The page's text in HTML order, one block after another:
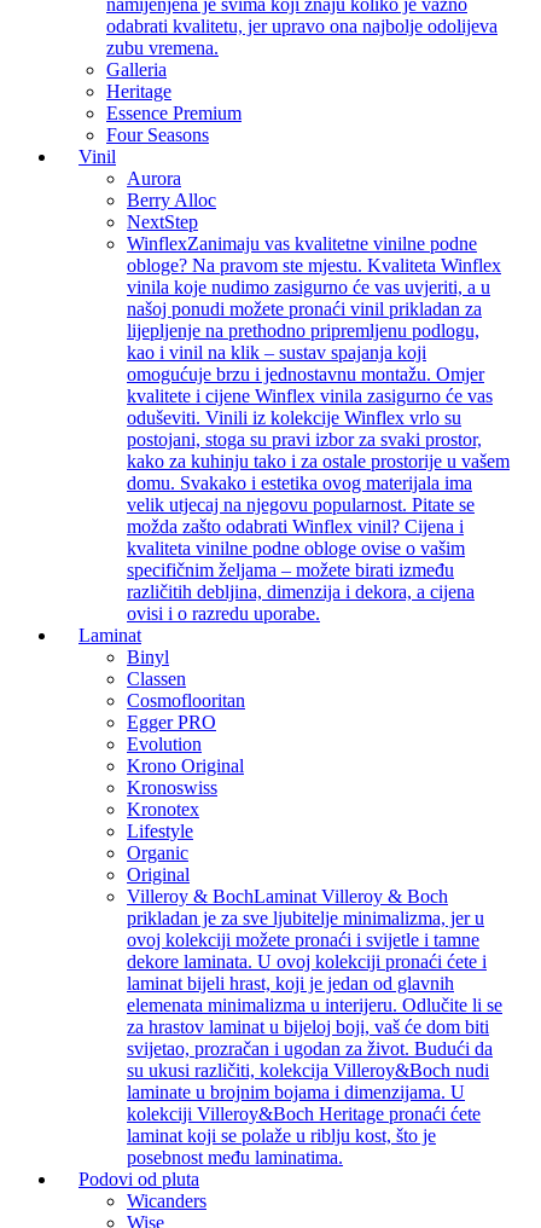
odabrati kvalitetu, jer upravo ona najbolje odolijeva
zubu vremena.
Galleria
Heritage
Essence Premium
Four Seasons
Vinil
Aurora
Berry Alloc
NextStep
WinflexZanimaju vas kvalitetne vinilne podne
obloge? Na pravom ste mjestu. Kvaliteta Winflex
vinila koje nudimo zasigurno će vas uvjeriti, a u
našoj ponudi možete pronaći vinil prikladan za
lijepljenje na prethodno pripremljenu podlogu,
kao i vinil na klik – sustav spajanja koji
omogućuje brzu i jednostavnu montažu. Omjer
kvalitete i cijene Winflex vinila zasigurno će vas
oduševiti. Vinili iz kolekcije Winflex vrlo su
postojani, stoga su pravi izbor za svaki prostor,
kako za kuhinju tako i za ostale prostorije u vašem
domu. Svakako i estetika ovog materijala ima
velik utjecaj na njegovu popularnost. Pitate se
možda zašto odabrati Winflex vinil? Cijena i
kvaliteta vinilne podne obloge ovise o vašim
specifičnim željama – možete birati između
različitih debljina, dimenzija i dekora, a cijena
ovisi i o razredu uporabe.
Laminat
Binyl
Classen
Cosmoflooritan
Egger PRO
Evolution
Krono Original
Kronoswiss
Kronotex
Lifestyle
Organic
Original
Villeroy & BochLaminat Villeroy & Boch
prikladan je za sve ljubitelje minimalizma, jer u
ovoj kolekciji možete pronaći i svijetle i tamne
dekore laminata. U ovoj kolekciji pronaći ćete i
laminat bijeli hrast, koji je jedan od glavnih
elemenata minimalizma u interijeru. Odlučite li se
za hrastov laminat u bijeloj boji, vaš će dom biti
svijetao, prozračan i ugodan za život. Budući da
su ukusi različiti, kolekcija Villeroy&Boch nudi
laminate u brojnim bojama i dimenzijama. U
kolekciji Villeroy&Boch Heritage pronaći ćete
laminat koji se polaže u riblju kost, što je
posebnost među laminatima.
Podovi od pluta
Wicanders
Wise